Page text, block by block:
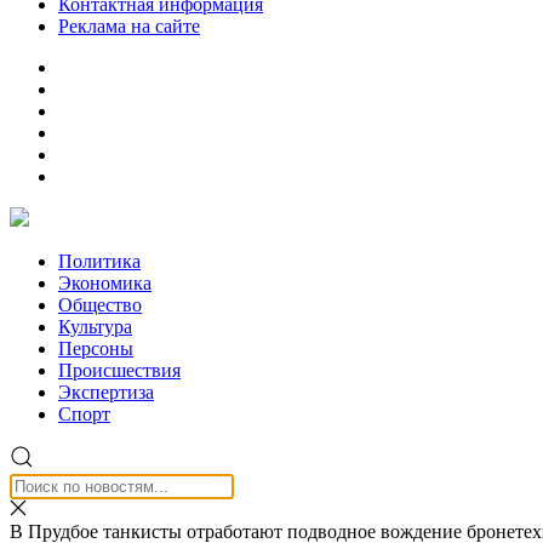
Контактная информация
Реклама на сайте
Политика
Экономика
Общество
Культура
Персоны
Происшествия
Экспертиза
Спорт
В Прудбое танкисты отработают подводное вождение